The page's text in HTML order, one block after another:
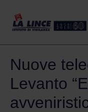
Nuove
Levanto